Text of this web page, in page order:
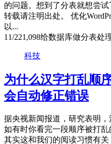
的问题。想到了分表就想尝
转载请注明出处。 优化
以...
11/221,098给数据库做分表处
科技
为什么汉字打乱顺
会自动修正错误
据央视新闻报道，研究表明
如有时你看完一段顺序被打乱
其实这和我们的阅读习惯有